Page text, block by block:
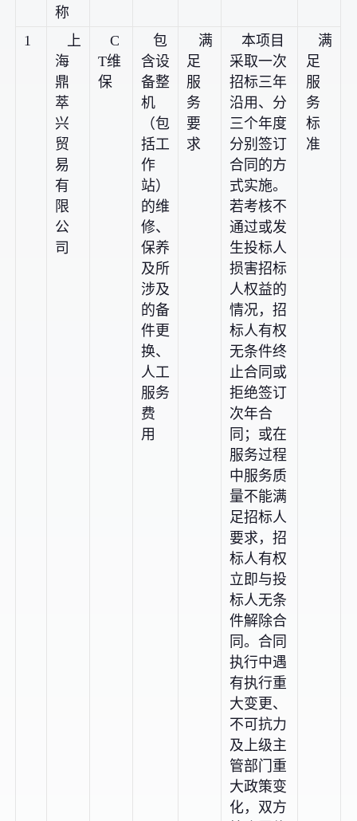
称
1
上
海
鼎
萃
兴
贸
易
有
限
公
司
C
T维
保
包
含设
备整
机
（包
括工
作
站）
的维
修、
保养
及所
涉及
的备
件更
换、
人工
服务
费
用
满
足
服
务
要
求
本项目
采取一次
招标三年
沿用、分
三个年度
分别签订
合同的方
式实施。
若考核不
通过或发
生投标人
损害招标
人权益的
情况，招
标人有权
无条件终
止合同或
拒绝签订
次年合
同；或在
服务过程
中服务质
量不能满
足招标人
要求，招
标人有权
立即与投
标人无条
件解除合
同。合同
执行中遇
有执行重
大变更、
不可抗力
及上级主
管部门重
大政策变
化，双方
满
足
服
务
标
准